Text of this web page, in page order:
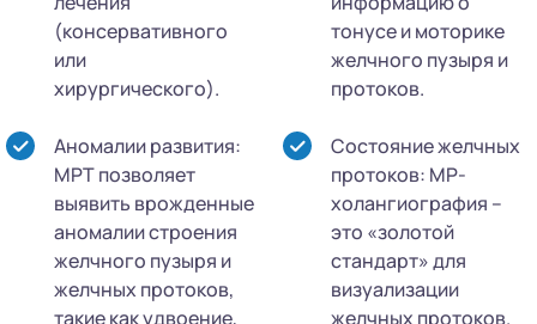
(консервативного
или
хирургического).
тонусе и моторике
желчного пузыря и
протоков.
Аномалии развития:
МРТ позволяет
выявить врожденные
аномалии строения
желчного пузыря и
желчных протоков,
такие как удвоение,
Состояние желчных
протоков: МР-
холангиография –
это «золотой
стандарт» для
визуализации
желчных протоков.